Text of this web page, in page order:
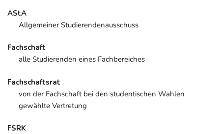
AStA
Allgemeiner Studierendenausschuss
Fachschaft
alle Studierenden eines Fachbereiches
Fachschaftsrat
von der Fachschaft bei den studentischen Wahlen
gewählte Vertretung
FSRK